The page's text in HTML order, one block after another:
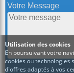
Votre Message
Utilisation des cookies
En poursuivant votre
cookies ou technologies
d'offres adaptés à vos